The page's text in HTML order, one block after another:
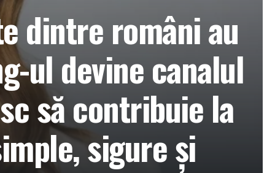
dintre români au
ul devine canalul
să contribuie la
sigure și